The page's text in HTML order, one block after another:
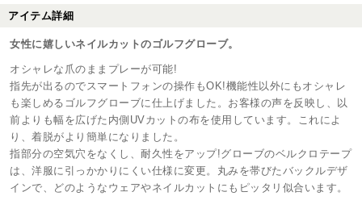
アイテム詳細
女性に嬉しいネイルカットのゴルフグローブ。
オシャレな爪のままプレーが可能!
指先が出るのでスマートフォンの操作もOK!機能性以外にもオシャレ
も楽しめるゴルフグローブに仕上げました。お客様の声を反映し、以
前よりも幅を広げた内側UVカットの布を使用しています。これによ
り、着脱がより簡単になりました。
指部分の空気穴をなくし、耐久性をアップ!グローブのベルクロテープ
は、洋服に引っかかりにくい仕様に変更。丸みを帯びたバックルデザ
インで、どのようなウェアやネイルカットにもピッタリ似合います。